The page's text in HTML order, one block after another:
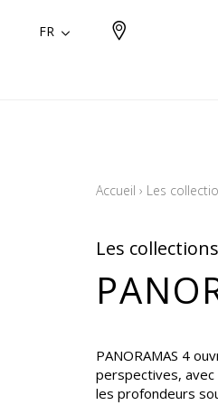
FR
Accueil › Les
Les
PANORAMAS 4
perspectives,
les profondeurs